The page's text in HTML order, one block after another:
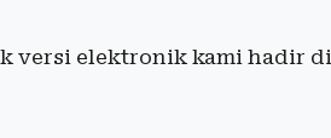
versi elektronik kami hadir di